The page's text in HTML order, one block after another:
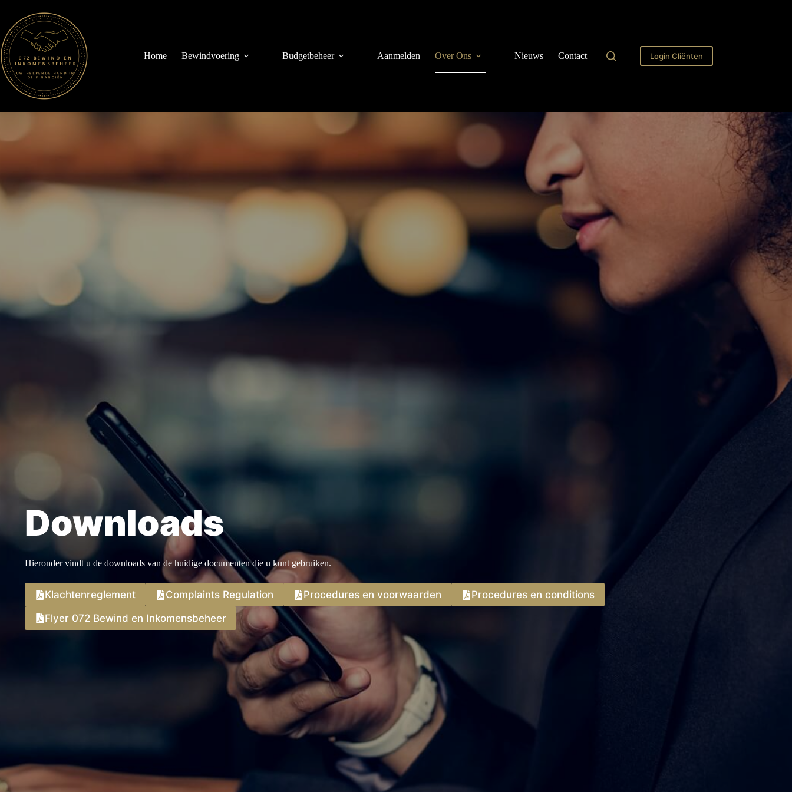
inhoud
Home
Bewindvoering Budgetbeheer Aanmelden Over Ons Nieuws Contact Login Cliënten
Downloads
Hieronder vindt u de downloads van de huidige documenten die u kunt gebruiken.
Klachtenreglement Complaints Regulation Procedures en voorwaarden
Procedures en conditions
Flyer 072 Bewind en Inkomensbeheer